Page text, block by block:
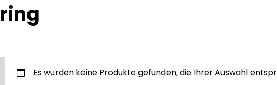
ring
Es wurden keine Produkte gefunden, die Ihrer Auswahl